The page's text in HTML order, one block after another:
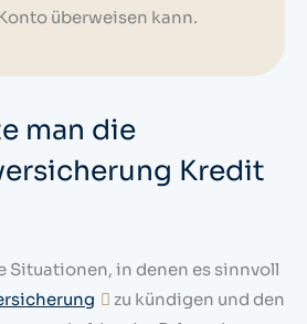
überweisen kann.
man die
Kredit
Situationen, in denen es sinnvoll
zu kündigen und den